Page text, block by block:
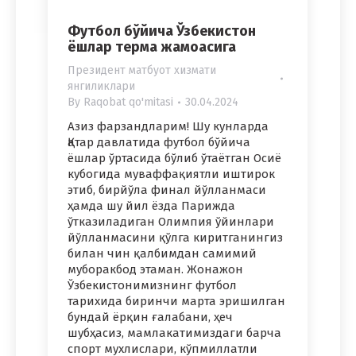
Футбол бўйича Ўзбекистон
ёшлар терма жамоасига
Президент матбуот хизмати
янгиликлари
By Raqobat qo'mitasi 30.04.2024
Азиз фарзандларим! Шу кунларда
Қатар давлатида футбол бўйича
ёшлар ўртасида бўлиб ўтаётган Осиё
кубогида муваффақиятли иштирок
этиб, бирйўла финал йўлланмаси
ҳамда шу йил ёзда Парижда
ўтказиладиган Олимпия ўйинлари
йўлланмасини қўлга киритганингиз
билан чин қалбимдан самимий
муборакбод этаман. Жонажон
Ўзбекистонимизнинг футбол
тарихида биринчи марта эришилган
бундай ёрқин ғалабани, ҳеч
шубҳасиз, мамлакатимиздаги барча
спорт мухлислари, кўпмиллатли